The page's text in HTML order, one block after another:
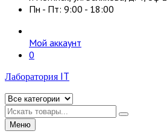
Пн - Пт: 9:00 - 18:00
Мой аккаунт
0
Лаборатория IT
Искать
Меню